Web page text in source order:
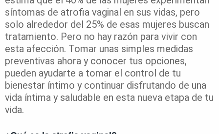
síntomas de atrofia vaginal en sus vidas, pero
solo alrededor del 25% de esas mujeres buscan
tratamiento. Pero no hay razón para vivir con
esta afección. Tomar unas simples medidas
preventivas ahora y conocer tus opciones,
pueden ayudarte a tomar el control de tu
bienestar íntimo y continuar disfrutando de una
vida íntima y saludable en esta nueva etapa de tu
vida.